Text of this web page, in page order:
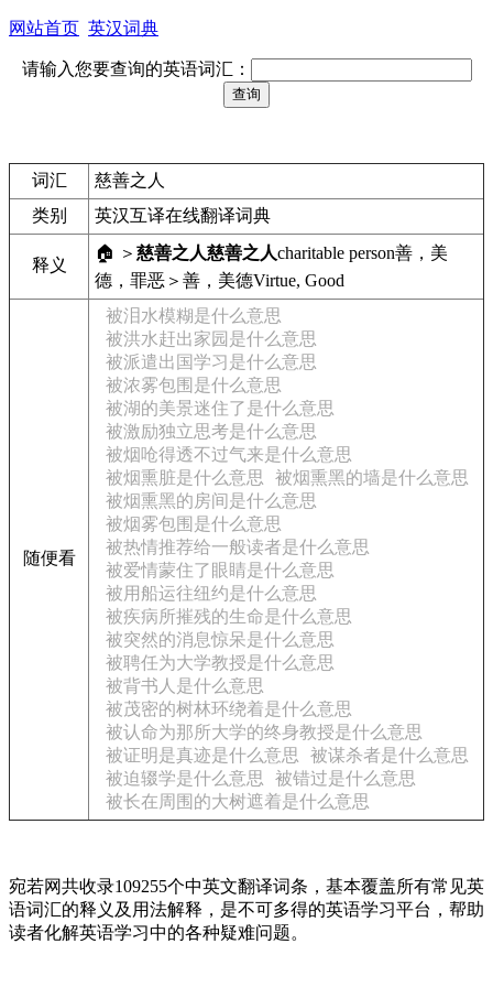
网站首页 英汉词典
请输入您要查询的英语词汇：
词汇
慈善之人
类别
英汉互译在线翻译词典
释义
🏠 ＞ 慈善之人慈善之人charitable person善，美
德，罪恶＞善，美德Virtue, Good
随便看
被泪水模糊是什么意思
被洪水赶出家园是什么意思
被派遣出国学习是什么意思
被浓雾包围是什么意思
被湖的美景迷住了是什么意思
被激励独立思考是什么意思
被烟呛得透不过气来是什么意思
被烟熏脏是什么意思
被烟熏黑的墙是什么意思
被烟熏黑的房间是什么意思
被烟雾包围是什么意思
被热情推荐给一般读者是什么意思
被爱情蒙住了眼睛是什么意思
被用船运往纽约是什么意思
被疾病所摧残的生命是什么意思
被突然的消息惊呆是什么意思
被聘任为大学教授是什么意思
被背书人是什么意思
被茂密的树林环绕着是什么意思
被认命为那所大学的终身教授是什么意思
被证明是真迹是什么意思
被谋杀者是什么意思
被迫辍学是什么意思
被错过是什么意思
被长在周围的大树遮着是什么意思
宛若网共收录109255个中英文翻译词条，基本覆盖所有常见英
语词汇的释义及用法解释，是不可多得的英语学习平台，帮助
读者化解英语学习中的各种疑难问题。